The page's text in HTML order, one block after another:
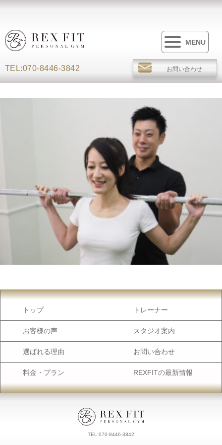
MENU
TEL:070-8446-3842 お問い合わせ
トップ トレーナー
お客様の声 スタジオ案内
選ばれる理由 お問い合わせ
料金・プラン REXFITの最新情報
TEL:070-8446-3842